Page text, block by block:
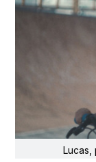
Lucas,